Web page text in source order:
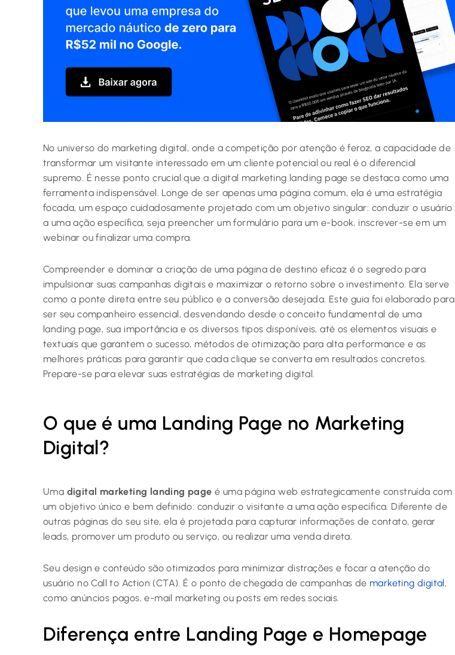
No universo do marketing digital, onde a competição por atenção é feroz, a capacidade de
transformar um visitante interessado em um cliente potencial ou real é o diferencial
supremo. É nesse ponto crucial que a digital marketing landing page se destaca como uma
ferramenta indispensável. Longe de ser apenas uma página comum, ela é uma estratégia
focada, um espaço cuidadosamente projetado com um objetivo singular: conduzir o usuário
a uma ação específica, seja preencher um formulário para um e-book, inscrever-se em um
webinar ou finalizar uma compra.
Compreender e dominar a criação de uma página de destino eficaz é o segredo para
impulsionar suas campanhas digitais e maximizar o retorno sobre o investimento. Ela serve
como a ponte direta entre seu público e a conversão desejada. Este guia foi elaborado para
ser seu companheiro essencial, desvendando desde o conceito fundamental de uma
landing page, sua importância e os diversos tipos disponíveis, até os elementos visuais e
textuais que garantem o sucesso, métodos de otimização para alta performance e as
melhores práticas para garantir que cada clique se converta em resultados concretos.
Prepare-se para elevar suas estratégias de marketing digital.
O que é uma Landing Page no Marketing
Digital?
Uma digital marketing landing page é uma página web estrategicamente construída com
um objetivo único e bem definido: conduzir o visitante a uma ação específica. Diferente de
outras páginas do seu site, ela é projetada para capturar informações de contato, gerar
leads, promover um produto ou serviço, ou realizar uma venda direta.
Seu design e conteúdo são otimizados para minimizar distrações e focar a atenção do
usuário no Call to Action (CTA). É o ponto de chegada de campanhas de marketing digital,
como anúncios pagos, e-mail marketing ou posts em redes sociais.
Diferença entre Landing Page e Homepage